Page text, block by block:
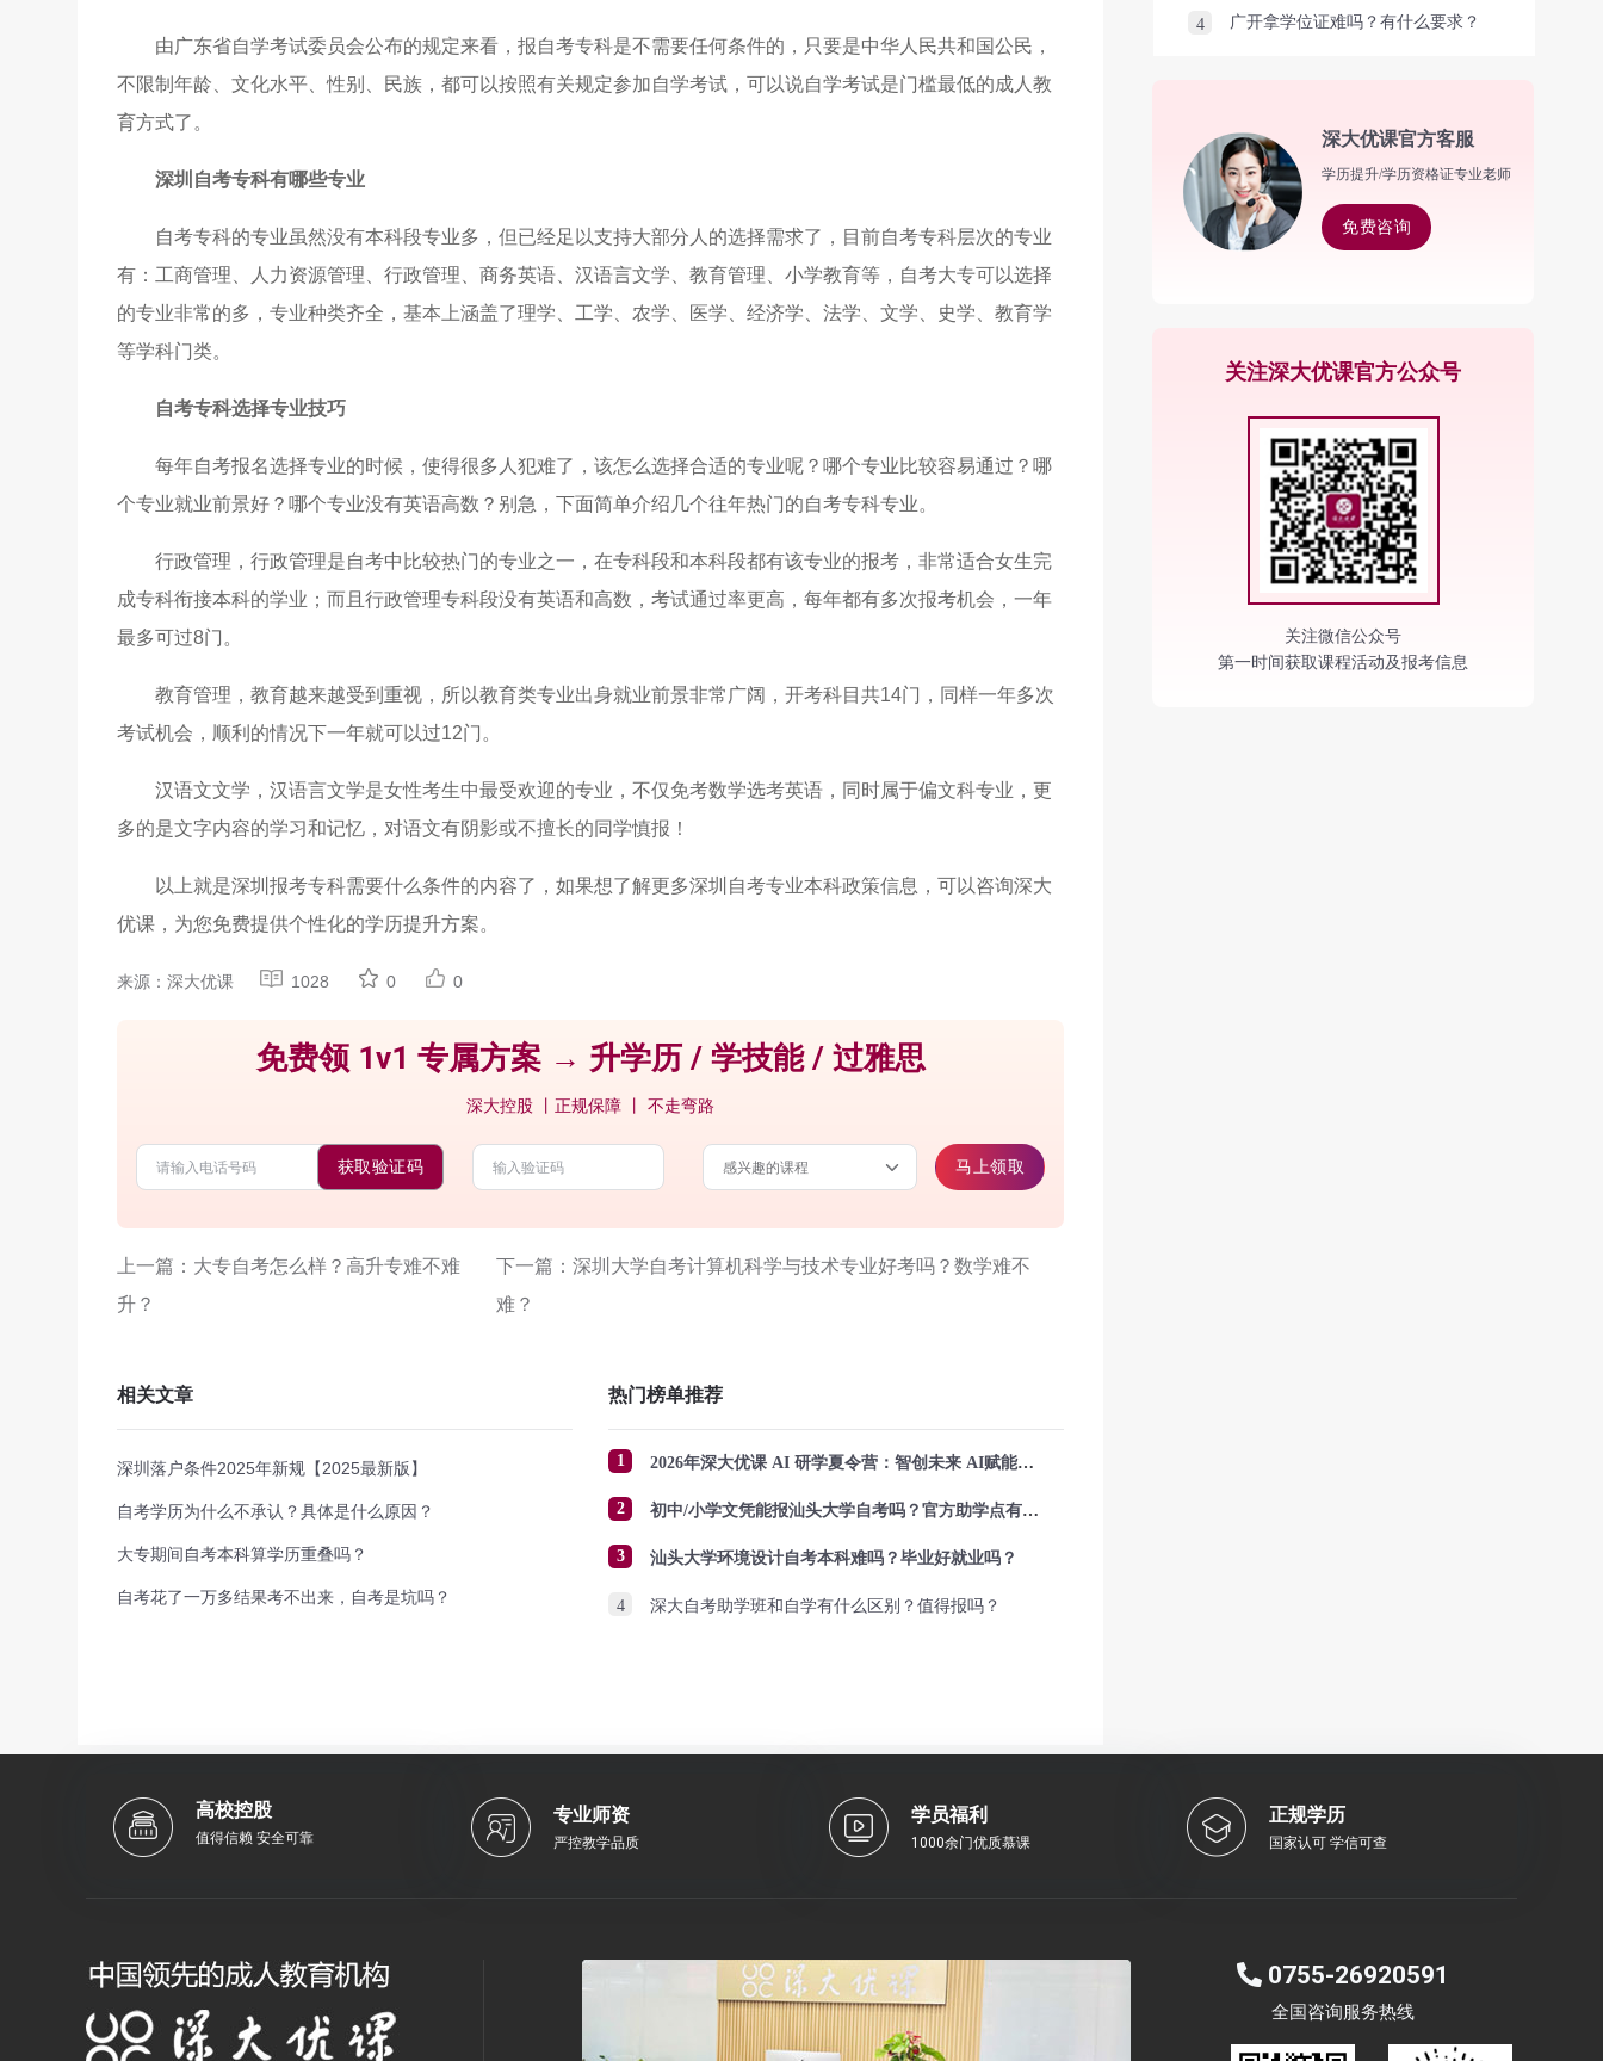
由广东省自学考试委员会公布的规定来看，报自考专科是不需要任何条件的，只要是中华人民共和国公民，
不限制年龄、文化水平、性别、民族，都可以按照有关规定参加自学考试，可以说自学考试是门槛最低的成人教
育方式了。
深圳自考专科有哪些专业
自考专科的专业虽然没有本科段专业多，但已经足以支持大部分人的选择需求了，目前自考专科层次的专业
有：工商管理、人力资源管理、行政管理、商务英语、汉语言文学、教育管理、小学教育等，自考大专可以选择
的专业非常的多，专业种类齐全，基本上涵盖了理学、工学、农学、医学、经济学、法学、文学、史学、教育学
等学科门类。
自考专科选择专业技巧
每年自考报名选择专业的时候，使得很多人犯难了，该怎么选择合适的专业呢？哪个专业比较容易通过？哪
个专业就业前景好？哪个专业没有英语高数？别急，下面简单介绍几个往年热门的自考专科专业。
行政管理，行政管理是自考中比较热门的专业之一，在专科段和本科段都有该专业的报考，非常适合女生完
成专科衔接本科的学业；而且行政管理专科段没有英语和高数，考试通过率更高，每年都有多次报考机会，一年
最多可过8门。
教育管理，教育越来越受到重视，所以教育类专业出身就业前景非常广阔，开考科目共14门，同样一年多次
考试机会，顺利的情况下一年就可以过12门。
汉语文文学，汉语言文学是女性考生中最受欢迎的专业，不仅免考数学选考英语，同时属于偏文科专业，更
多的是文字内容的学习和记忆，对语文有阴影或不擅长的同学慎报！
以上就是深圳报考专科需要什么条件的内容了，如果想了解更多深圳自考专业本科政策信息，可以咨询深大
优课，为您免费提供个性化的学历提升方案。
来源：深大优课 1028 0 0
免费领 1v1 专属方案 → 升学历 / 学技能 / 过雅思
深大控股 丨正规保障 丨 不走弯路
获取验证码 马上领取
上一篇：大专自考怎么样？高升专难不难
升？
下一篇：深圳大学自考计算机科学与技术专业好考吗？数学难不
难？
相关文章
深圳落户条件2025年新规【2025最新版】
自考学历为什么不承认？具体是什么原因？
大专期间自考本科算学历重叠吗？
自考花了一万多结果考不出来，自考是坑吗？
热门榜单推荐
1 2026年深大优课 AI 研学夏令营：智创未来 AI赋能成长
2 初中/小学文凭能报汕头大学自考吗？官方助学点有哪些？怎么报名？
3 汕头大学环境设计自考本科难吗？毕业好就业吗？
4 深大自考助学班和自学有什么区别？值得报吗？
4 广开拿学位证难吗？有什么要求？
深大优课官方客服
学历提升/学历资格证专业老师
免费咨询
关注深大优课官方公众号
关注微信公众号
第一时间获取课程活动及报考信息
高校控股
值得信赖 安全可靠
专业师资
严控教学品质
学员福利
1000余门优质慕课
正规学历
国家认可 学信可查
0755-26920591
全国咨询服务热线